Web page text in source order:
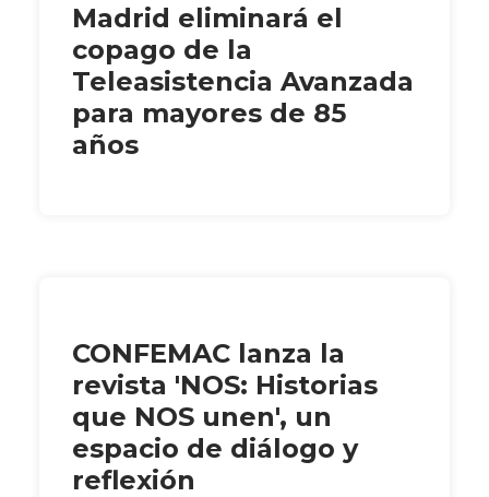
Madrid eliminará el
copago de la
Teleasistencia Avanzada
para mayores de 85
años
CONFEMAC lanza la
revista 'NOS: Historias
que NOS unen', un
espacio de diálogo y
reflexión